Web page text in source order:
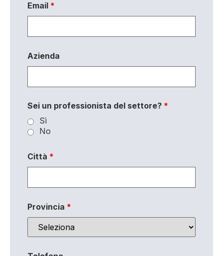
Email *
Azienda
Sei un professionista del settore? *
Sì
No
Città *
Provincia *